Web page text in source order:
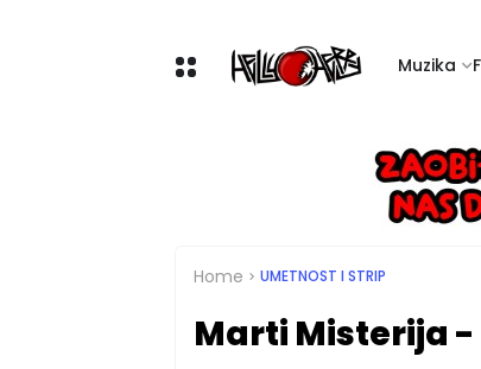
Muzika
Home UMETNOST I STRIP
Marti Misterija